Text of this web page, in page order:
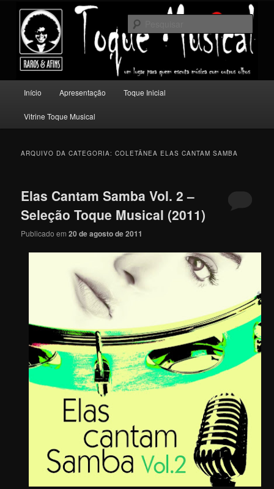
conteúdo
principal
conteúdo
secundário
Toque Musical
Um lugar para quem escuta música com outros olhos.
principal
Início Apresentação Toque Inicial
Vitrine Toque Musical
ARQUIVO DA CATEGORIA:COLETÂNEA ELAS CANTAM SAMBA
Elas Cantam Samba Vol. 2 –
Seleção Toque Musical (2011)
Publicado em20 de agosto de 2011